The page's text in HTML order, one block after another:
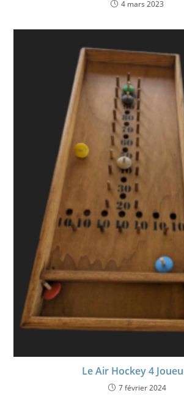
4 mars 2023
Le Air Hockey 4
7 février 2024